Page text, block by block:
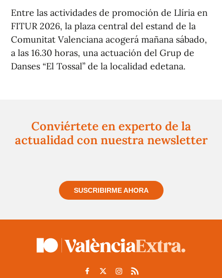
Entre las actividades de promoción de Llíria en
FITUR 2026, la plaza central del estand de la
Comunitat Valenciana acogerá mañana sábado,
a las 16.30 horas, una actuación del Grup de
Danses “El Tossal” de la localidad edetana.
Conviértete en experto de la
actualidad con nuestra newsletter
SUSCRIBIRME AHORA